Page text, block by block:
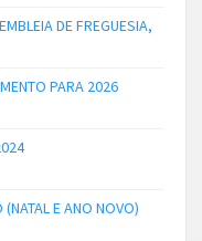
DE FREGUESIA,
PARA 2026
E ANO NOVO)